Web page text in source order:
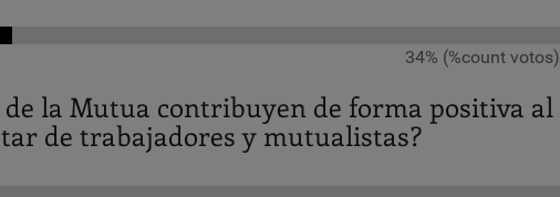
34% (%count votos)
de la Mutua contribuyen de forma positiva al
de trabajadores y mutualistas?